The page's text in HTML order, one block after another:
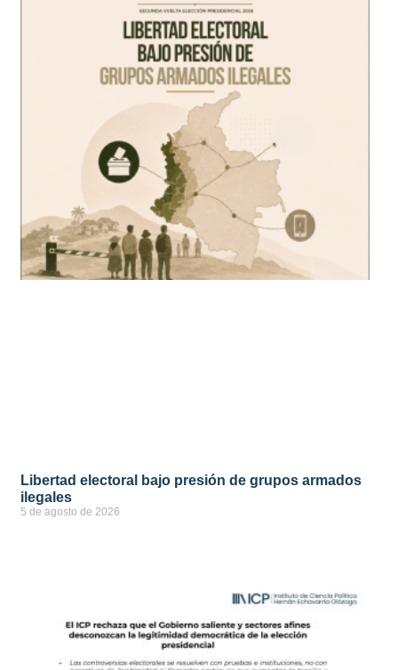
Libertad electoral bajo presión de grupos armados
ilegales
5 de agosto de 2026